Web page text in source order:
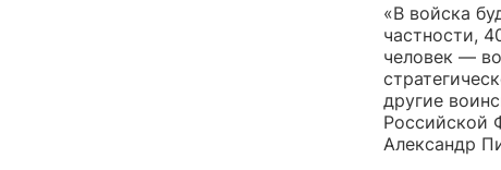
«В войска
частности,
человек —
другие
Российской
Александр